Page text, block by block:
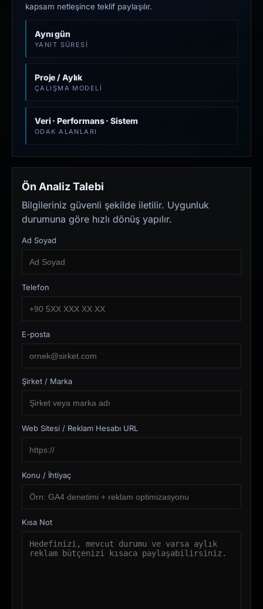
kapsam netleşince teklif paylaşılır.
Aynı gün
YANIT SÜRESI
Proje / Aylık
ÇALIŞMA MODELI
Veri · Performans · Sistem
ODAK ALANLARI
Ön Analiz Talebi
Bilgileriniz güvenli şekilde iletilir. Uygunluk
durumuna göre hızlı dönüş yapılır.
Ad Soyad
Telefon
E-posta
Şirket / Marka
Web Sitesi / Reklam Hesabı URL
Konu / İhtiyaç
Kısa Not